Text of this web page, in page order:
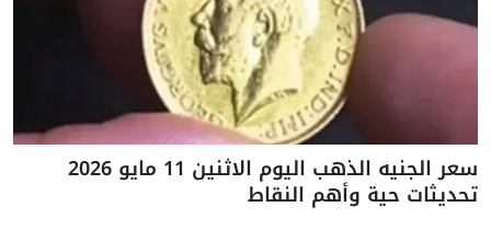
سعر الجنيه الذهب اليوم الاثنين 11 مايو 2026
تحديثات حية وأهم النقاط